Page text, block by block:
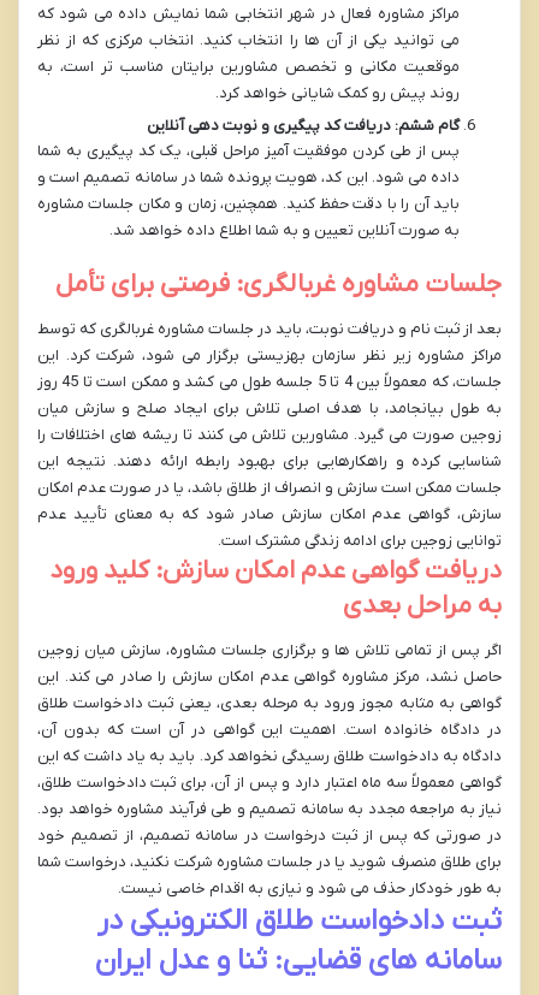
مراکز مشاوره فعال در شهر انتخابی شما نمایش داده می شود که
می توانید یکی از آن ها را انتخاب کنید. انتخاب مرکزی که از نظر
موقعیت مکانی و تخصص مشاورین برایتان مناسب تر است، به
روند پیش رو کمک شایانی خواهد کرد.
گام ششم: دریافت کد پیگیری و نوبت دهی آنلاین
پس از طی کردن موفقیت آمیز مراحل قبلی، یک کد پیگیری به شما
داده می شود. این کد، هویت پرونده شما در سامانه تصمیم است و
باید آن را با دقت حفظ کنید. همچنین، زمان و مکان جلسات مشاوره
به صورت آنلاین تعیین و به شما اطلاع داده خواهد شد.
جلسات مشاوره غربالگری: فرصتی برای تأمل
بعد از ثبت نام و دریافت نوبت، باید در جلسات مشاوره غربالگری که توسط
مراکز مشاوره زیر نظر سازمان بهزیستی برگزار می شود، شرکت کرد. این
جلسات، که معمولاً بین 4 تا 5 جلسه طول می کشد و ممکن است تا 45 روز
به طول بیانجامد، با هدف اصلی تلاش برای ایجاد صلح و سازش میان
زوجین صورت می گیرد. مشاورین تلاش می کنند تا ریشه های اختلافات را
شناسایی کرده و راهکارهایی برای بهبود رابطه ارائه دهند. نتیجه این
جلسات ممکن است سازش و انصراف از طلاق باشد، یا در صورت عدم امکان
سازش، گواهی عدم امکان سازش صادر شود که به معنای تأیید عدم
توانایی زوجین برای ادامه زندگی مشترک است.
دریافت گواهی عدم امکان سازش: کلید ورود
به مراحل بعدی
اگر پس از تمامی تلاش ها و برگزاری جلسات مشاوره، سازش میان زوجین
حاصل نشد، مرکز مشاوره گواهی عدم امکان سازش را صادر می کند. این
گواهی به مثابه مجوز ورود به مرحله بعدی، یعنی ثبت دادخواست طلاق
در دادگاه خانواده است. اهمیت این گواهی در آن است که بدون آن،
دادگاه به دادخواست طلاق رسیدگی نخواهد کرد. باید به یاد داشت که این
گواهی معمولاً سه ماه اعتبار دارد و پس از آن، برای ثبت دادخواست طلاق،
نیاز به مراجعه مجدد به سامانه تصمیم و طی فرآیند مشاوره خواهد بود.
در صورتی که پس از ثبت درخواست در سامانه تصمیم، از تصمیم خود
برای طلاق منصرف شوید یا در جلسات مشاوره شرکت نکنید، درخواست شما
به طور خودکار حذف می شود و نیازی به اقدام خاصی نیست.
ثبت دادخواست طلاق الکترونیکی در
سامانه های قضایی: ثنا و عدل ایران